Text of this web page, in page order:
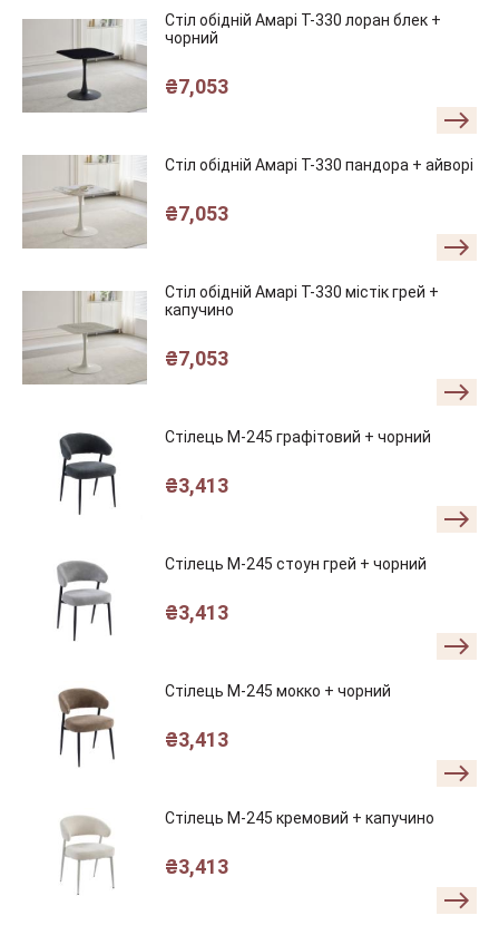
Стіл обідній Амарі T-330 лоран блек +
чорний
₴7,053
Стіл обідній Амарі T-330 пандора + айворі
₴7,053
Стіл обідній Амарі T-330 містік грей +
капучино
₴7,053
Стілець M-245 графітовий + чорний
₴3,413
Стілець M-245 стоун грей + чорний
₴3,413
Стілець M-245 мокко + чорний
₴3,413
Стілець M-245 кремовий + капучино
₴3,413